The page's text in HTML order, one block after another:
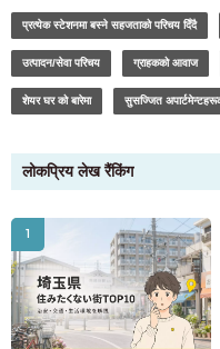
प्रत्येक स्टेशनमा बस्ने सहजताको परिचय दिँदै
उत्पादन/सेवा परिचय ग्राहकको आवाज
शेयर घर को बारेमा सुसज्जित
लोकप्रिय लेख रैंकिंग
1 बस्न चाहनेहरू
03-